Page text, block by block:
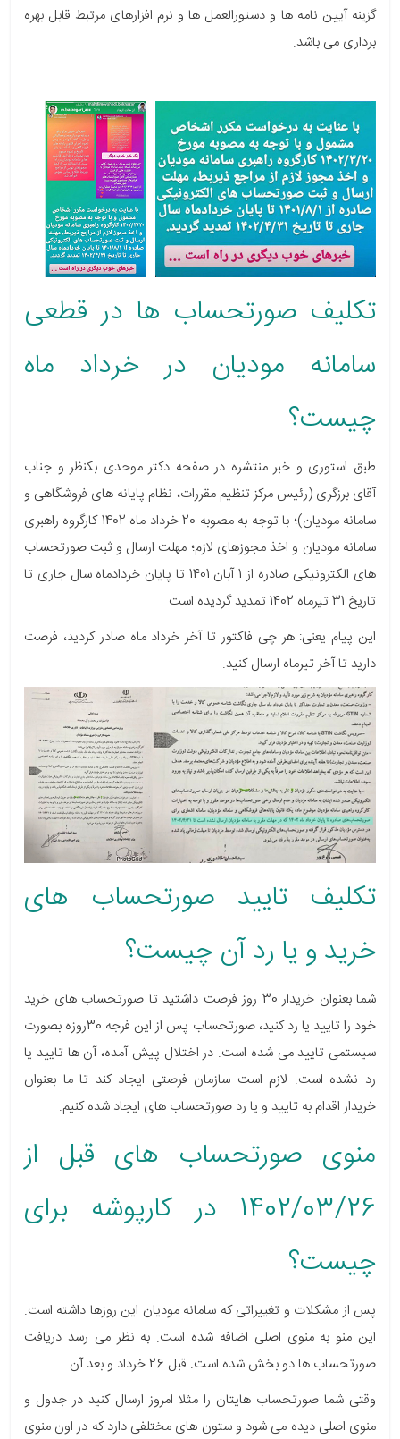
گزینه آیین نامه ها و دستورالعمل ها و نرم افزارهای مرتبط قابل بهره
برداری می باشد.
تکلیف صورتحساب ها در قطعی
سامانه مودیان در خرداد ماه
چیست؟
طبق استوری و خبر منتشره در صفحه دکتر موحدی بکنظر و جناب
آقای برزگری (رئیس مرکز تنظیم مقررات، نظام پایانه های فروشگاهی و
سامانه مودیان)؛ با توجه به مصوبه 20 خرداد ماه 1402 کارگروه راهبری
سامانه مودیان و اخذ مجوزهای لازم؛ مهلت ارسال و ثبت صورتحساب
های الکترونیکی صادره از 1 آبان 1401 تا پایان خردادماه سال جاری تا
تاریخ 31 تیرماه 1402 تمدید گردیده است.
این پیام یعنی: هر چی فاکتور تا آخر خرداد ماه صادر کردید، فرصت
دارید تا آخر تیرماه ارسال کنید.
تکلیف تایید صورتحساب های
خرید و یا رد آن چیست؟
شما بعنوان خریدار 30 روز فرصت داشتید تا صورتحساب های خرید
خود را تایید یا رد کنید، صورتحساب پس از این فرجه 30روزه بصورت
سیستمی تایید می شده است. در اختلال پیش آمده، آن ها تایید یا
رد نشده است. لازم است سازمان فرصتی ایجاد کند تا ما بعنوان
خریدار اقدام به تایید و یا رد صورتحساب های ایجاد شده کنیم.
منوی صورتحساب های قبل از
1402/03/26 در کارپوشه برای
چیست؟
پس از مشکلات و تغییراتی که سامانه مودیان این روزها داشته است.
این منو به منوی اصلی اضافه شده است. به نظر می رسد دریافت
صورتحساب ها دو بخش شده است. قبل 26 خرداد و بعد آن
وقتی شما صورتحساب هایتان را مثلا امروز ارسال کنید در جدول و
منوی اصلی دیده می شود و ستون های مختلفی دارد که در اون منوی